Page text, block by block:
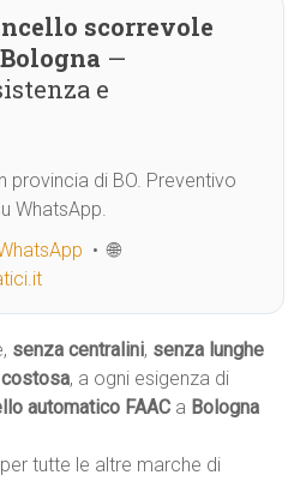
scorrevole
—
e
provincia di BO. Preventivo
WhatsApp.
• 🌐
senza centralini, senza lunghe
, a ogni esigenza di
automatico FAAC a Bologna
tutte le altre marche di